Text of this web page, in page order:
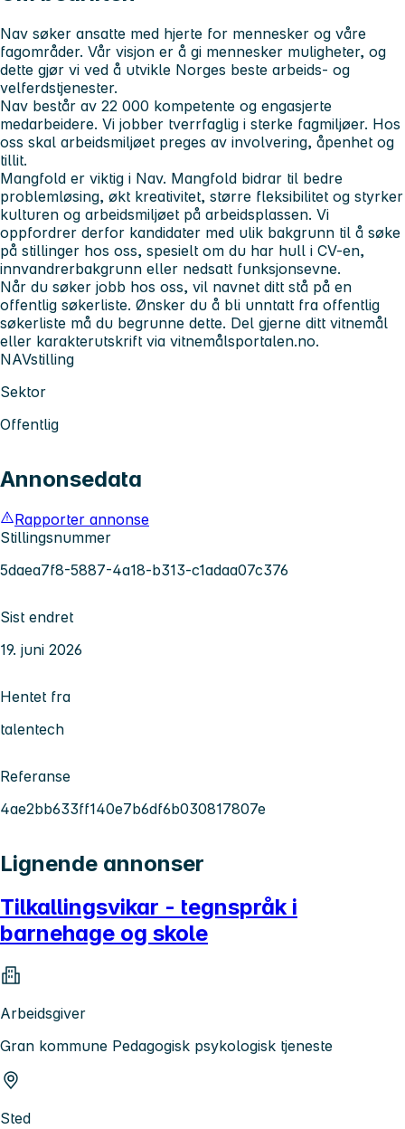
Nav søker ansatte med hjerte for mennesker og våre
fagområder. Vår visjon er å gi mennesker muligheter, og
dette gjør vi ved å utvikle Norges beste arbeids- og
velferdstjenester.
Nav består av 22 000 kompetente og engasjerte
medarbeidere. Vi jobber tverrfaglig i sterke fagmiljøer. Hos
oss skal arbeidsmiljøet preges av involvering, åpenhet og
tillit.
Mangfold er viktig i Nav. Mangfold bidrar til bedre
problemløsing, økt kreativitet, større fleksibilitet og styrker
kulturen og arbeidsmiljøet på arbeidsplassen. Vi
oppfordrer derfor kandidater med ulik bakgrunn til å søke
på stillinger hos oss, spesielt om du har hull i CV-en,
innvandrerbakgrunn eller nedsatt funksjonsevne.
Når du søker jobb hos oss, vil navnet ditt stå på en
offentlig søkerliste. Ønsker du å bli unntatt fra offentlig
søkerliste må du begrunne dette. Del gjerne ditt vitnemål
eller karakterutskrift via vitnemålsportalen.no.
NAVstilling
Sektor
Offentlig
Annonsedata
Rapporter annonse
Stillingsnummer
5daea7f8-5887-4a18-b313-c1adaa07c376
Sist endret
19. juni 2026
Hentet fra
talentech
Referanse
4ae2bb633ff140e7b6df6b030817807e
Lignende annonser
Tilkallingsvikar - tegnspråk i
barnehage og skole
Arbeidsgiver
Gran kommune Pedagogisk psykologisk tjeneste
Sted